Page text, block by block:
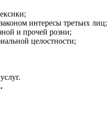
интересы третьих лиц;
и прочей розни;
целостности;